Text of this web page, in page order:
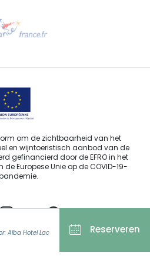
Alba Hotel Lac Reserveren
een e-mail
om de zichtbaarheid van het
en wijntoeristisch aanbod van de
gefinancierd door de EFRO in het
Europese Unie op de COVID-19-
Grand Est ©2026 - Alle rechten